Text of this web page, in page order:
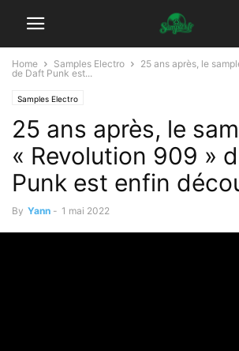
Home Samples Electro
25 ans après, le
de Daft Punk est...
Samples Electro
25 ans après, le
« Revolution 909 »
Punk est enfin
By Yann - 1 mai 2022